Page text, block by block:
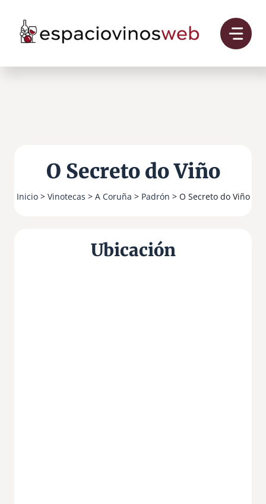
contenido
O Secreto do Viño
Inicio> Vinotecas > A Coruña > Padrón > O Secreto do Viño
Ubicación